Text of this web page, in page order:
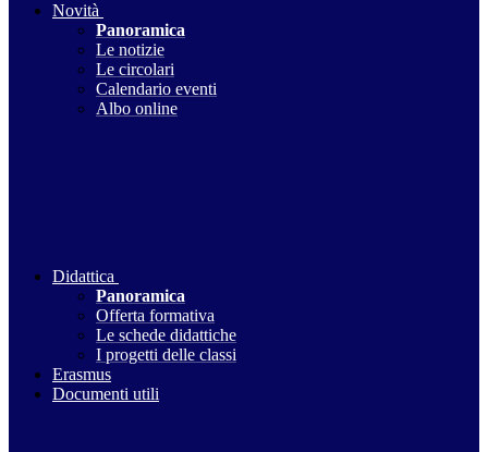
Novità
Panoramica
Le notizie
Le circolari
Calendario eventi
Albo online
Didattica
Panoramica
Offerta formativa
Le schede didattiche
I progetti delle classi
Erasmus
Documenti utili